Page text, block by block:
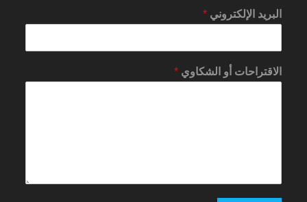
البريد الإلكتروني*
الاقتراحات أو الشكاوي*